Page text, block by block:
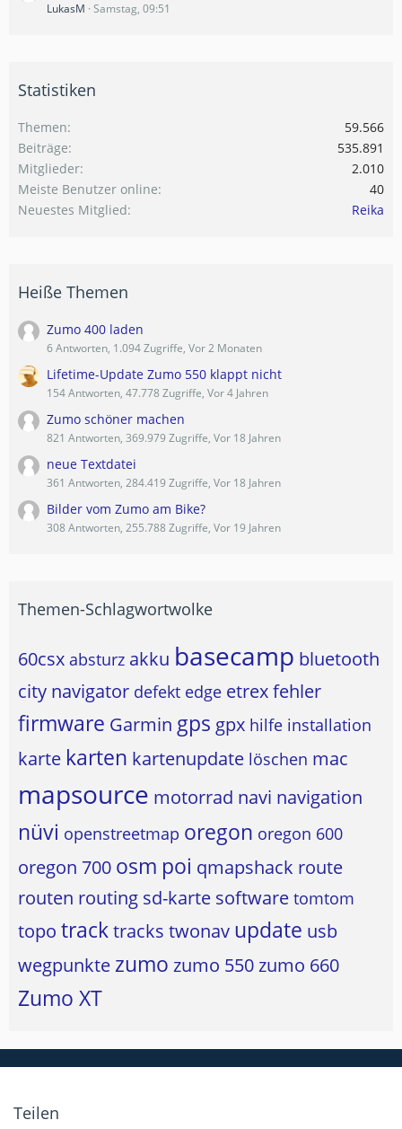
LukasM Samstag, 09:51
Statistiken
Themen
59.566
Beiträge
535.891
Mitglieder
2.010
Meiste Benutzer online
40
Neuestes Mitglied
Reika
Heiße Themen
Zumo 400 laden
6 Antworten, 1.094 Zugriffe, Vor 2 Monaten
Lifetime-Update Zumo 550 klappt nicht
154 Antworten, 47.778 Zugriffe, Vor 4 Jahren
Zumo schöner machen
821 Antworten, 369.979 Zugriffe, Vor 18 Jahren
neue Textdatei
361 Antworten, 284.419 Zugriffe, Vor 18 Jahren
Bilder vom Zumo am Bike?
308 Antworten, 255.788 Zugriffe, Vor 19 Jahren
Themen-Schlagwortwolke
60csx absturz akku basecamp bluetooth
city navigator defekt edge etrexfehler
firmware Garmin gps gpx hilfe installation
karte karten kartenupdate löschen mac
mapsource motorrad navi navigation
nüvi openstreetmap oregon oregon 600
oregon 700 osm poi qmapshack route
routen routing sd-karte software tomtom
topo tracktracks twonav update usb
wegpunkte zumo zumo 550zumo 660
Zumo XT
Teilen